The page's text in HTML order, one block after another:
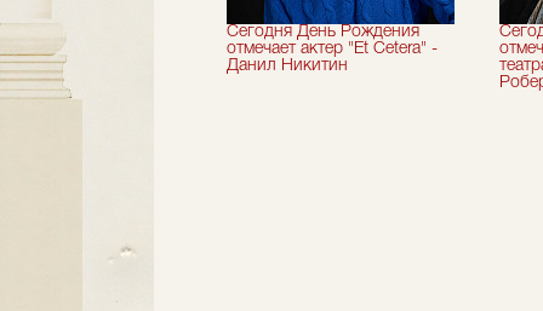
сезон!
Сегодня День Рождения
отмечает актер "Et Cetera" -
Данил Никитин